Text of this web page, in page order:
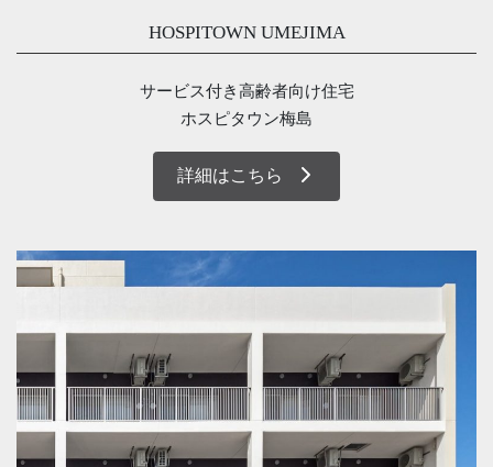
HOSPITOWN UMEJIMA
サービス付き高齢者向け住宅
ホスピタウン梅島
詳細はこちら